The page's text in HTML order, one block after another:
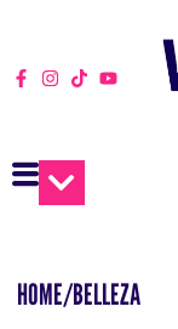
HOME/BELLEZA